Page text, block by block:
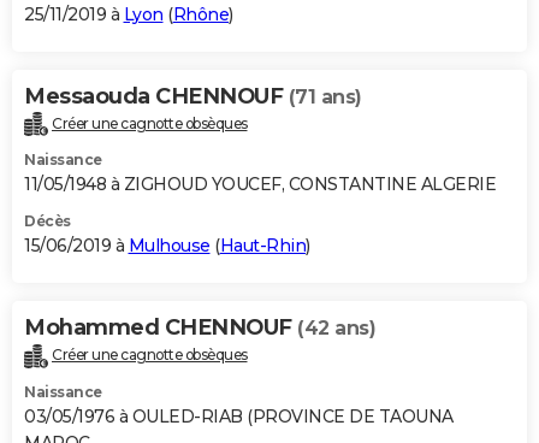
25/11/2019 à Lyon (Rhône)
Messaouda CHENNOUF (71 ans)
Créer une cagnotte obsèques
Naissance
11/05/1948 à ZIGHOUD YOUCEF, CONSTANTINE ALGERIE
Décès
15/06/2019 à Mulhouse (Haut-Rhin)
Mohammed CHENNOUF (42 ans)
Créer une cagnotte obsèques
Naissance
03/05/1976 à OULED-RIAB (PROVINCE DE TAOUNA